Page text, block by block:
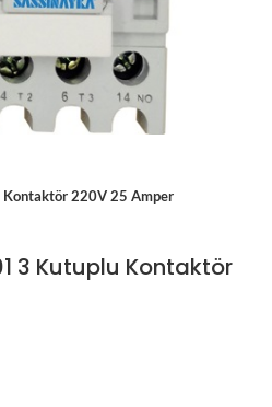
220V 25 Amper
3 Kutuplu Kontaktör